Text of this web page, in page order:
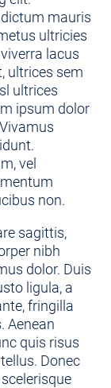
mauris
ultricies
lacus
ultrices sem
ultrices
ipsum dolor
vel
non.
sagittis,
nibh
dolor. Duis
ligula, a
fringilla
Aenean
quis risus
Donec